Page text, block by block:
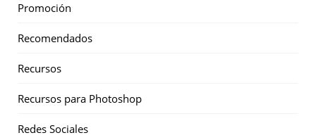
Promoción
Recomendados
Recursos
Recursos para Photoshop
Redes Sociales